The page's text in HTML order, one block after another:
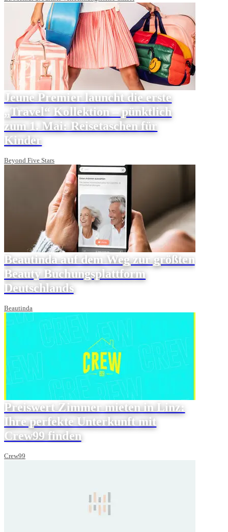
Jeune Premier launcht die erste
„Travel“ Kollektion – pünktlich
zum 1. Mai: Reisetaschen für
Kinder
Beyond Five Stars
Beautinda auf dem Weg zur größten
Beauty Buchungsplattform
Deutschlands
Beautinda
Preiswert Zimmer mieten in Linz:
Ihre perfekte Unterkunft mit
Crew99 finden
Crew99